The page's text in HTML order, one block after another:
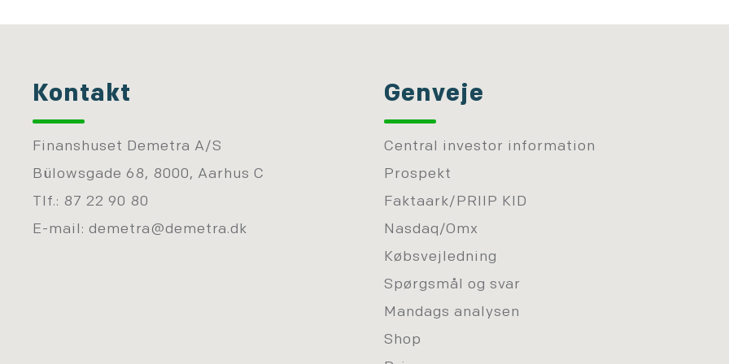
Kontakt
Finanshuset Demetra A/S
Bülowsgade 68, 8000, Aarhus C
Tlf.: 87 22 90 80
E-mail: demetra@demetra.dk
Genveje
Central investor information
Prospekt
Faktaark/PRIIP KID
Nasdaq/Omx
Købsvejledning
Spørgsmål og svar
Mandags analysen
Shop